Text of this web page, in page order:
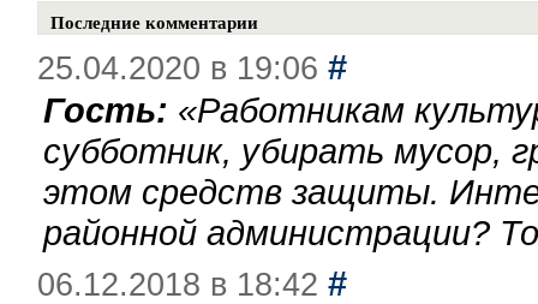
Последние комментарии
25.04.2020 в 19:06 #
Гость: «Работникам
субботник, убирать мусор,
этом средств защиты.
районной администрации?
06.12.2018 в 18:42 #